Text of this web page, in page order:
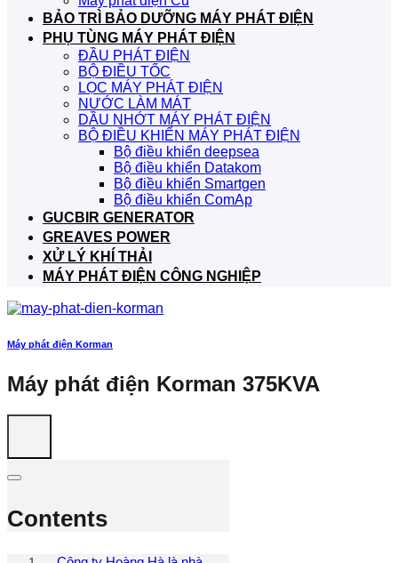
BẢO TRÌ BẢO DƯỠNG MÁY PHÁT ĐIỆN
PHỤ TÙNG MÁY PHÁT ĐIỆN
ĐẦU PHÁT ĐIỆN
BỘ ĐIỀU TỐC
LỌC MÁY PHÁT ĐIỆN
NƯỚC LÀM MÁT
DẦU NHỚT MÁY PHÁT ĐIỆN
BỘ ĐIỀU KHIỂN MÁY PHÁT ĐIỆN
Bộ điều khiển deepsea
Bộ điều khiển Datakom
Bộ điều khiển Smartgen
Bộ điều khiển ComAp
GUCBIR GENERATOR
GREAVES POWER
XỬ LÝ KHÍ THẢI
MÁY PHÁT ĐIỆN CÔNG NGHIỆP
Máy phát điện Korman
Máy phát điện Korman 375KVA
Contents